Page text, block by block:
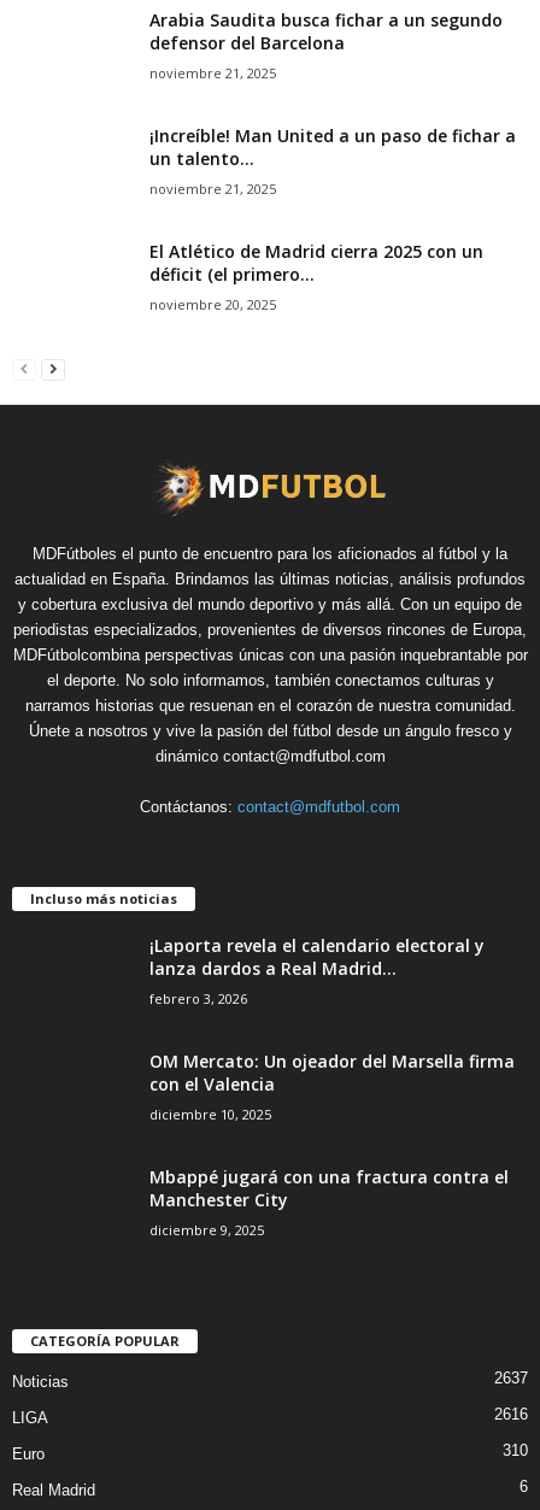
Arabia Saudita busca fichar a un segundo
defensor del Barcelona
noviembre 21, 2025
¡Increíble! Man United a un paso de fichar a
un talento...
noviembre 21, 2025
El Atlético de Madrid cierra 2025 con un
déficit (el primero...
noviembre 20, 2025
MDFútboles el punto de encuentro para los aficionados al fútbol y la
actualidad en España. Brindamos las últimas noticias, análisis profundos
y cobertura exclusiva del mundo deportivo y más allá. Con un equipo de
periodistas especializados, provenientes de diversos rincones de Europa,
MDFútbolcombina perspectivas únicas con una pasión inquebrantable por
el deporte. No solo informamos, también conectamos culturas y
narramos historias que resuenan en el corazón de nuestra comunidad.
Únete a nosotros y vive la pasión del fútbol desde un ángulo fresco y
dinámico contact@mdfutbol.com
Contáctanos: contact@mdfutbol.com
Incluso más noticias
¡Laporta revela el calendario electoral y
lanza dardos a Real Madrid...
febrero 3, 2026
OM Mercato: Un ojeador del Marsella firma
con el Valencia
diciembre 10, 2025
Mbappé jugará con una fractura contra el
Manchester City
diciembre 9, 2025
CATEGORÍA POPULAR
Noticias 2637
LIGA 2616
Euro 310
Real Madrid 6